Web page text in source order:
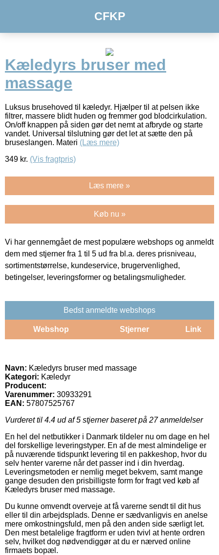
CFKP
Kæledyrs bruser med
massage
Luksus brusehoved til kæledyr. Hjælper til at pelsen ikke
filtrer, massere blidt huden og fremmer god blodcirkulation.
On/off knappen på siden gør det nemt at afbryde og starte
vandet. Universal tilslutning gør det let at sætte den på
bruseslangen. Materi (Læs mere)
349 kr. (Vis fragtpris)
Læs mere »
Køb nu »
Vi har gennemgået de mest populære webshops og anmeldt
dem med stjerner fra 1 til 5 ud fra bl.a. deres prisniveau,
sortimentstørrelse, kundeservice, brugervenlighed,
betingelser, leveringsformer og betalingsmuligheder.
Bedst anmeldte webshops
Webshop Stjerner Link
Navn: Kæledyrs bruser med massage
Kategori: Kæledyr
Producent:
Varenummer: 30933291
EAN: 57807525767
Vurderet til 4.4 ud af 5 stjerner baseret på 27anmeldelser
En hel del netbutikker i Danmark tildeler nu om dage en hel
del forskellige leveringstyper. En af de mest almindelige er
på nuværende tidspunkt levering til en pakkeshop, hvor du
selv henter varerne når det passer ind i din hverdag.
Leveringsmetoden er nemlig meget bekvem, samt mange
gange desuden den prisbilligste form for fragt ved køb af
Kæledyrs bruser med massage.
Du kunne omvendt overveje at få varerne sendt til dit hus
eller til din arbejdsplads. Denne er sædvanligvis en anelse
mere omkostningsfuld, men på den anden side særligt let.
Den mest betalelige fragtform er uden tvivl at hente ordren
selv, hvilket dog nødvendiggør at du er nærved online
firmaets bopæl.